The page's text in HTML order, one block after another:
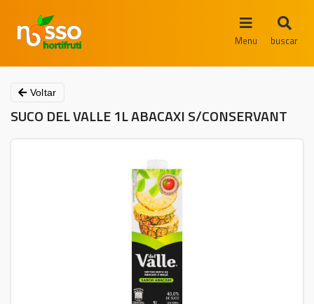
Menu buscar
Voltar
SUCO DEL VALLE 1L ABACAXI S/CONSERVANT